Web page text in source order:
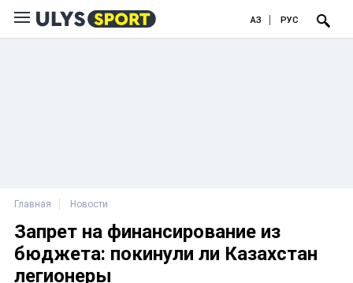
ҚАЗ РУС
Главная Новости
Запрет на финансирование из
бюджета: покинули ли Казахстан
легионеры